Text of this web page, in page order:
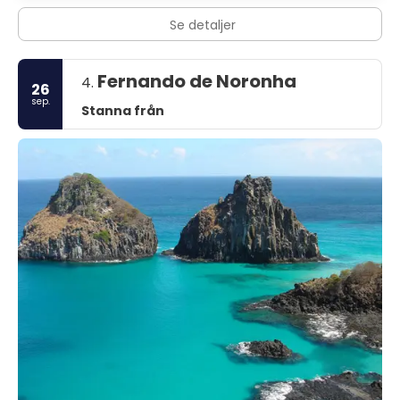
Se detaljer
26
sep.
4. Fernando de Noronha
Stanna från